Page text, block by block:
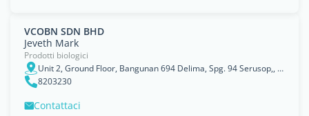
VCOBN SDN BHD
Jeveth Mark
Prodotti biologici
Unit 2, Ground Floor, Bangunan 694 Delima, Spg. 94 Serusop,, Bandar Seri Begawan, Brunei and Muara
8203230
Contattaci